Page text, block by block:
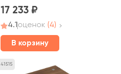
17 233
4.1оценок (4)
В корзину
41515